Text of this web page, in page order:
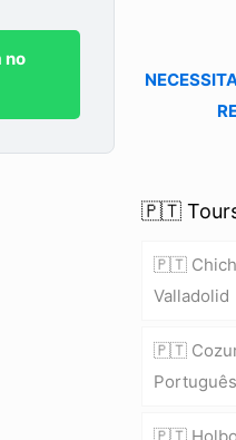
no
🇵🇹
🇵🇹
Valladolid
🇵🇹
Português